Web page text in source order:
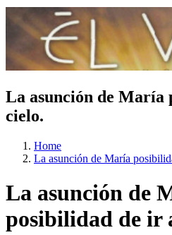
La asunción de María
cielo.
Home
La asunción de María
La asunción de
posibilidad de ir